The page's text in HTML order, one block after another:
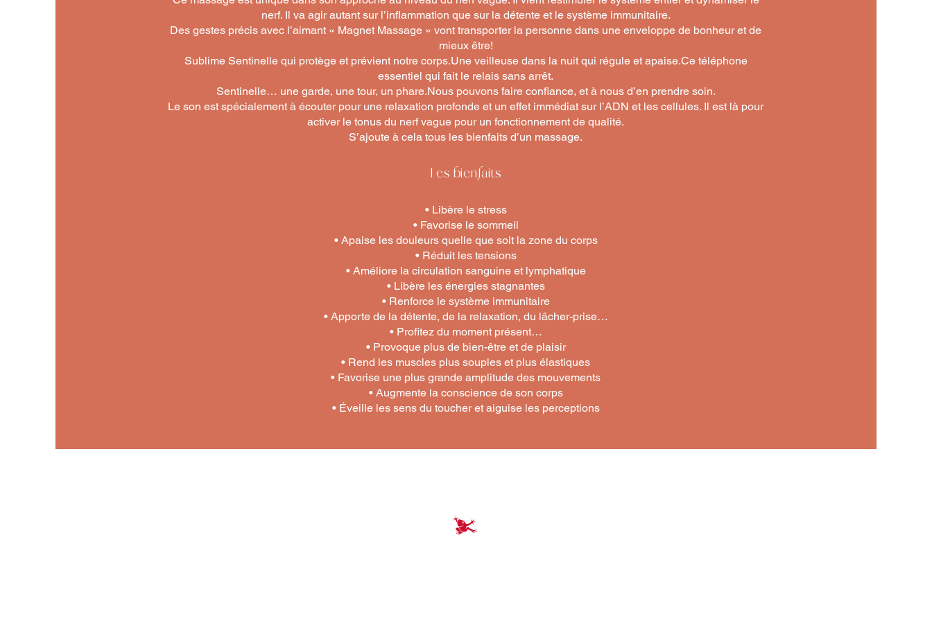
nerf. Il va agir autant sur l’inflammation que sur la détente et le système immunitaire.
Des gestes précis avec l’aimant « Magnet Massage » vont transporter la personne dans une enveloppe de bonheur et de
mieux être!
Sublime Sentinelle qui protège et prévient notre corps.Une veilleuse dans la nuit qui régule et apaise.Ce téléphone
essentiel qui fait le relais sans arrêt.
Sentinelle… une garde, une tour, un phare.Nous pouvons faire confiance, et à nous d’en prendre soin.
Le son est spécialement à écouter pour une relaxation profonde et un effet immédiat sur l’ADN et les cellules. Il est là pour
activer le tonus du nerf vague pour un fonctionnement de qualité.
S’ajoute à cela tous les bienfaits d’un massage.
Les bienfaits
• Libère le stress
• Favorise le sommeil
• Apaise les douleurs quelle que soit la zone du corps
• Réduit les tensions
• Améliore la circulation sanguine et lymphatique
• Libère les énergies stagnantes
• Renforce le système immunitaire
• Apporte de la détente, de la relaxation, du lâcher-prise…
• Profitez du moment présent…
• Provoque plus de bien-être et de plaisir
• Rend les muscles plus souples et plus élastiques
• Favorise une plus grande amplitude des mouvements
• Augmente la conscience de son corps
• Éveille les sens du toucher et aiguise les perceptions